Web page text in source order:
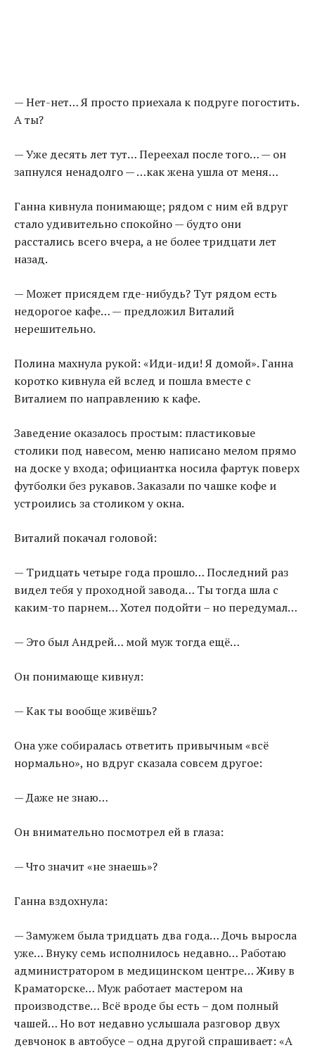
— Нет-нет… Я просто приехала к подруге погостить.
А ты?
— Уже десять лет тут… Переехал после того… — он
запнулся ненадолго — …как жена ушла от меня…
Ганна кивнула понимающе; рядом с ним ей вдруг
стало удивительно спокойно — будто они
расстались всего вчера, а не более тридцати лет
назад.
— Может присядем где-нибудь? Тут рядом есть
недорогое кафе… — предложил Виталий
нерешительно.
Полина махнула рукой: «Иди-иди! Я домой». Ганна
коротко кивнула ей вслед и пошла вместе с
Виталием по направлению к кафе.
Заведение оказалось простым: пластиковые
столики под навесом, меню написано мелом прямо
на доске у входа; официантка носила фартук поверх
футболки без рукавов. Заказали по чашке кофе и
устроились за столиком у окна.
Виталий покачал головой:
— Тридцать четыре года прошло… Последний раз
видел тебя у проходной завода… Ты тогда шла с
каким-то парнем… Хотел подойти – но передумал…
— Это был Андрей… мой муж тогда ещё…
Он понимающе кивнул:
— Как ты вообще живёшь?
Она уже собиралась ответить привычным «всё
нормально», но вдруг сказала совсем другое:
— Даже не знаю…
Он внимательно посмотрел ей в глаза:
— Что значит «не знаешь»?
Ганна вздохнула:
— Замужем была тридцать два года… Дочь выросла
уже… Внуку семь исполнилось недавно… Работаю
администратором в медицинском центре… Живу в
Краматорске… Муж работает мастером на
производстве… Всё вроде бы есть – дом полный
чашей… Но вот недавно услышала разговор двух
девчонок в автобусе – одна другой спрашивает: «А